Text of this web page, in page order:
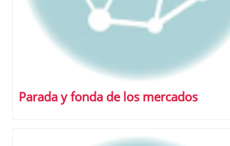
Parada y fonda de los mercados